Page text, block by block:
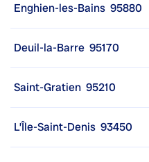
Enghien-les-Bains 95880
Deuil-la-Barre 95170
Saint-Gratien 95210
L’Île-Saint-Denis 93450